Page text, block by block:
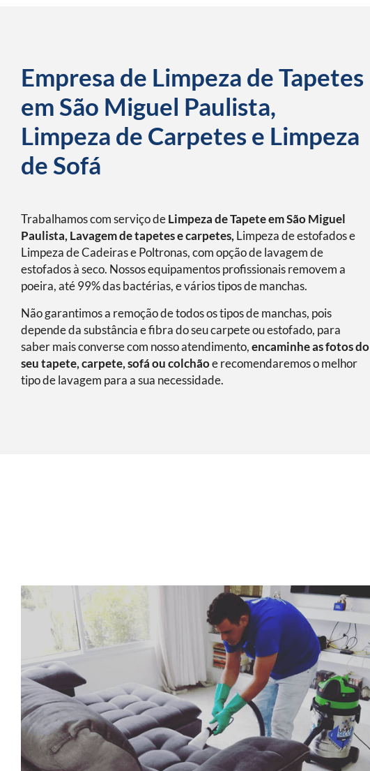
Empresa de Limpeza de Tapetes
em São Miguel Paulista,
Limpeza de Carpetes e Limpeza
de Sofá
Trabalhamos com serviço de Limpeza de Tapete em São Miguel
Paulista, Lavagem de tapetes e carpetes, Limpeza de estofados e
Limpeza de Cadeiras e Poltronas, com opção de lavagem de
estofados à seco. Nossos equipamentos profissionais removem a
poeira, até 99% das bactérias, e vários tipos de manchas.
Não garantimos a remoção de todos os tipos de manchas, pois
depende da substância e fibra do seu carpete ou estofado, para
saber mais converse com nosso atendimento, encaminhe as fotos do
seu tapete, carpete, sofá ou colchãoe recomendaremos o melhor
tipo de lavagem para a sua necessidade.